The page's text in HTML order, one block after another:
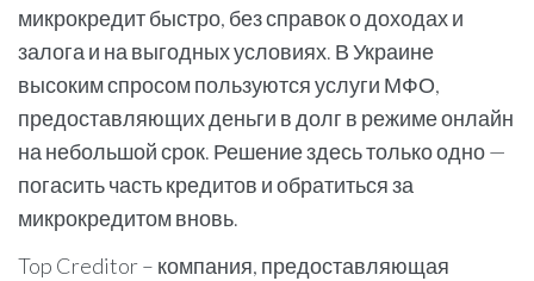
микрокредит быстро, без справок о доходах и
залога и на выгодных условиях. В Украине
высоким спросом пользуются услуги МФО,
предоставляющих деньги в долг в режиме онлайн
на небольшой срок. Решение здесь только одно —
погасить часть кредитов и обратиться за
микрокредитом вновь.
Top Creditor – компания, предоставляющая